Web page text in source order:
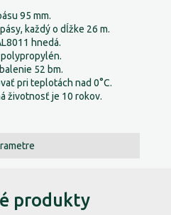
95 mm.
každý o dĺžke 26 m.
hnedá.
52 bm.
pri teplotách nad 0°C.
životnosť je 10 rokov.
produkty